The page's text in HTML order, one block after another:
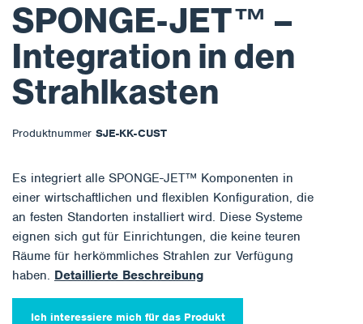
SPONGE-JET™ –
Integration in den
Strahlkasten
Produktnummer SJE-KK-CUST
Es integriert alle SPONGE-JET™ Komponenten in
einer wirtschaftlichen und flexiblen Konfiguration, die
an festen Standorten installiert wird. Diese Systeme
eignen sich gut für Einrichtungen, die keine teuren
Räume für herkömmliches Strahlen zur Verfügung
haben. Detaillierte Beschreibung
Ich interessiere mich für das Produkt